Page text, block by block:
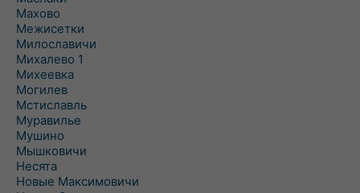
Махово
Межисетки
Милославичи
Михалево 1
Михеевка
Могилев
Мстиславль
Муравилье
Мушино
Мышковичи
Несята
Новые Максимовичи